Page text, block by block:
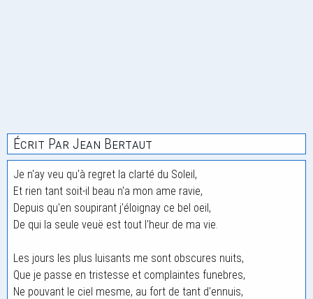
Écrit Par Jean Bertaut
Je n'ay veu qu'à regret la clarté du Soleil,
Et rien tant soit-il beau n'a mon ame ravie,
Depuis qu'en soupirant j'éloignay ce bel oeil,
De qui la seule veuë est tout l'heur de ma vie.
Les jours les plus luisants me sont obscures nuits,
Que je passe en tristesse et complaintes funebres,
Ne pouvant le ciel mesme, au fort de tant d'ennuis,